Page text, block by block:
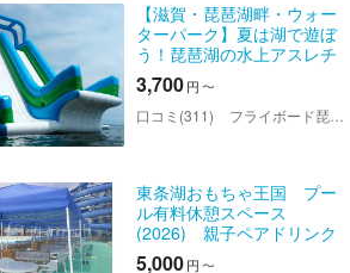
【滋賀・琵琶湖畔・ウォー
ターパーク】夏は湖で遊ぼ
う！琵琶湖の水上アスレチ
ック
3,700円 〜
口コミ(311) フライボード琵琶湖 白ひげビーチ店
東条湖おもちゃ王国 プー
ル有料休憩スペース
(2026) 親子ペアドリンク
バーチケット付
5,000円 〜